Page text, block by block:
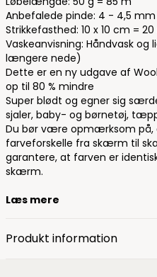
Anbefalede pinde: 4 - 4,5 mm
Strikkefasthed: 10 x 10 cm =
Vaskeanvisning: Håndvask
længere nede)
Dette er en ny udgave af
op til 80 % mindre
Super blødt og egner sig
sjaler, baby- og børnetøj,
Du bør være opmærksom på,
farveforskelle fra skærm til
garantere, at farven er
skærm.
Læs mere
Produkt information